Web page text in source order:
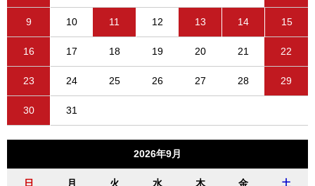
9 10 11 12 13 14 15
16 17 18 19 20 21 22
23 24 25 26 27 28 29
30 31
2026年9月
日 月 火 水 木 金 土